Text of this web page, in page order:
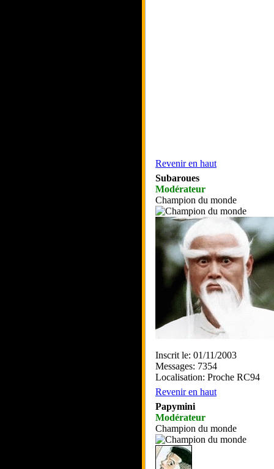
Revenir en haut
Subaroues
Modérateur
Champion du monde
Inscrit le: 01/11/2003
Messages: 7354
Localisation: Proche RC94
Revenir en haut
Papymini
Modérateur
Champion du monde